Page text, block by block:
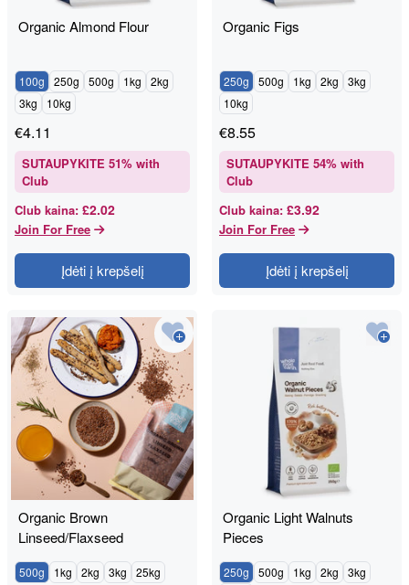
Organic Almond Flour
100g 250g 500g 1kg
2kg
3kg
10kg
€4.11
SUTAUPYKITE 51% with
Club
Club kaina: £2.02
Join For Free
Įdėti į krepšelį
Organic Figs
250g 500g 1kg 2kg
3kg
10kg
€8.55
SUTAUPYKITE 54% with
Club
Club kaina: £3.92
Join For Free
Įdėti į krepšelį
Organic Brown
Linseed/Flaxseed
500g 1kg 2kg 3kg 25kg
Organic Light Walnuts
Pieces
250g 500g 1kg 2kg
3kg